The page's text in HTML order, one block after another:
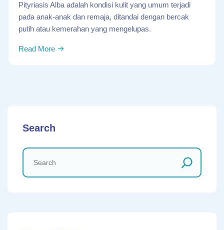
Pityriasis Alba adalah kondisi kulit yang umum terjadi
pada anak-anak dan remaja, ditandai dengan bercak
putih atau kemerahan yang mengelupas.
Read More
Search